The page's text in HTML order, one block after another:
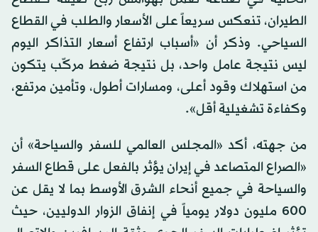
الطيران، تنعكس سريعاً على الأسعار والطلب في القطاع
السياحي. وذكر أن «أسباب ارتفاع أسعار التذاكر اليوم
ليس نتيجة عامل واحد، بل نتيجة ضغط مركّب يتكون
من استهلاك وقود أعلى، ومسارات أطول، وتأمين مرتفع،
وكفاءة تشغيلية أقل».
من جهته، أكد «المجلس العالمي للسفر والسياحة» أن
«الصراع المتصاعد في إيران يؤثر بالفعل على قطاع السفر
والسياحة في جميع أنحاء الشرق الأوسط بما لا يقل عن
600 مليون دولار يومياً في إنفاق الزوار الدوليين، حيث